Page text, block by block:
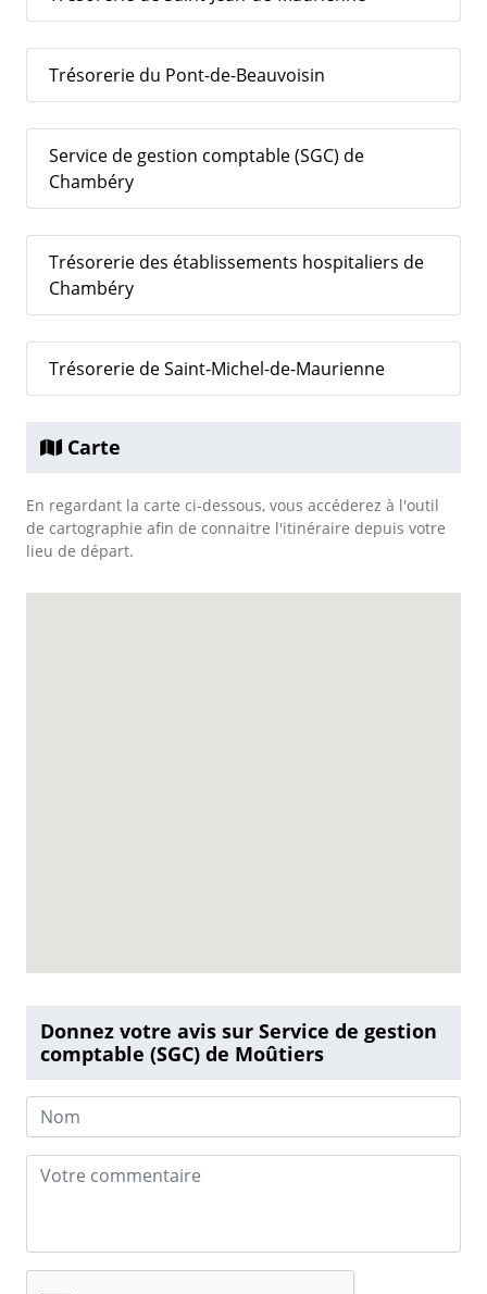
Trésorerie du Pont-de-Beauvoisin
Service de gestion comptable (SGC) de
Chambéry
Trésorerie des établissements hospitaliers de
Chambéry
Trésorerie de Saint-Michel-de-Maurienne
Carte
En regardant la carte ci-dessous, vous accéderez à l'outil
de cartographie afin de connaitre l'itinéraire depuis votre
lieu de départ.
Donnez votre avis sur Service de gestion
comptable (SGC) de Moûtiers